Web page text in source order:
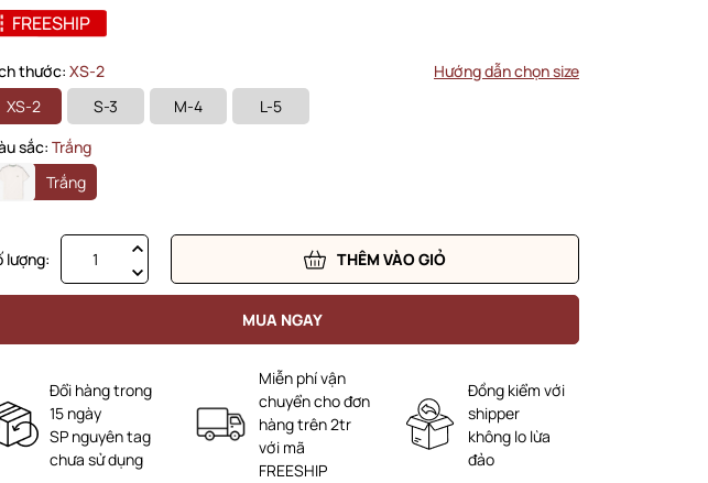
FREESHIP
thước: XS-2
Hướng dẫn chọn size
XS-2
S-3 M-4
L-5
sắc: Trắng
Trắng
lượng: THÊM VÀO GIỎ
MUA NGAY
Đổi hàng trong
15 ngày
SP nguyên tag
chưa sử dụng
Miễn phí vận
chuyển cho đơn
hàng trên 2tr
với mã
FREESHIP
Đồng kiểm với
shipper
không lo lừa
đảo